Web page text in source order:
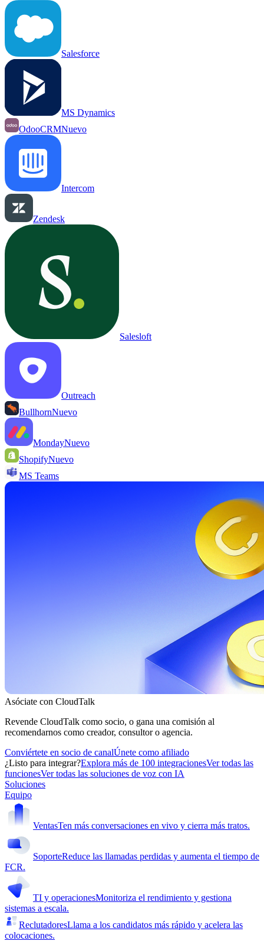
Salesforce
MS Dynamics
OdooCRMNuevo
Intercom
Zendesk
Salesloft
Outreach
BullhornNuevo
MondayNuevo
ShopifyNuevo
MS Teams
Asóciate con CloudTalk
Revende CloudTalk como socio, o gana una comisión al
recomendarnos como creador, consultor o agencia.
Conviértete en socio de canalÚnete como afiliado
¿Listo para integrar?Explora más de 100 integracionesVer todas las
funcionesVer todas las soluciones de voz con IA
Soluciones
Equipo
VentasTen más conversaciones en vivo y cierra más tratos.
SoporteReduce las llamadas perdidas y aumenta el tiempo de
FCR.
TI y operacionesMonitoriza el rendimiento y gestiona
sistemas a escala.
ReclutadoresLlama a los candidatos más rápido y acelera las
colocaciones.